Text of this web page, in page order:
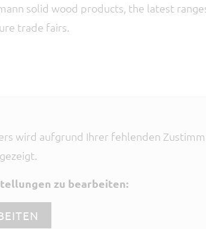
solid wood products, the latest
trade fairs.
wird aufgrund Ihrer fehlenden
zu bearbeiten: